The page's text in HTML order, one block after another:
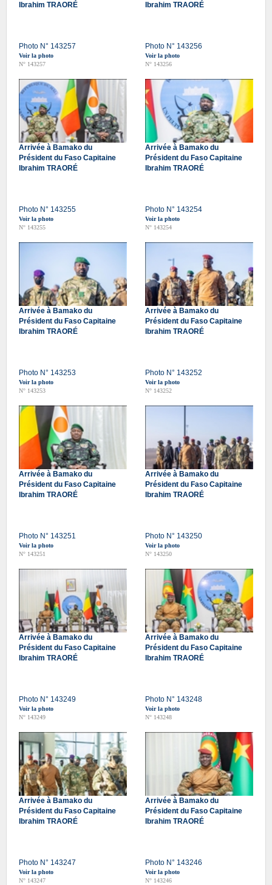
Ibrahim TRAORÉ
Photo N° 143257
Voir la photo
N° 143257
Ibrahim TRAORÉ
Photo N° 143256
Voir la photo
N° 143256
Arrivée à Bamako du
Président du Faso Capitaine
Ibrahim TRAORÉ
Photo N° 143255
Voir la photo
N° 143255
Arrivée à Bamako du
Président du Faso Capitaine
Ibrahim TRAORÉ
Photo N° 143254
Voir la photo
N° 143254
Arrivée à Bamako du
Président du Faso Capitaine
Ibrahim TRAORÉ
Photo N° 143253
Voir la photo
N° 143253
Arrivée à Bamako du
Président du Faso Capitaine
Ibrahim TRAORÉ
Photo N° 143252
Voir la photo
N° 143252
Arrivée à Bamako du
Président du Faso Capitaine
Ibrahim TRAORÉ
Photo N° 143251
Voir la photo
N° 143251
Arrivée à Bamako du
Président du Faso Capitaine
Ibrahim TRAORÉ
Photo N° 143250
Voir la photo
N° 143250
Arrivée à Bamako du
Président du Faso Capitaine
Ibrahim TRAORÉ
Photo N° 143249
Voir la photo
N° 143249
Arrivée à Bamako du
Président du Faso Capitaine
Ibrahim TRAORÉ
Photo N° 143248
Voir la photo
N° 143248
Arrivée à Bamako du
Président du Faso Capitaine
Ibrahim TRAORÉ
Photo N° 143247
Voir la photo
N° 143247
Arrivée à Bamako du
Président du Faso Capitaine
Ibrahim TRAORÉ
Photo N° 143246
Voir la photo
N° 143246